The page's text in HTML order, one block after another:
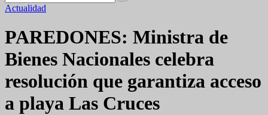
Actualidad
PAREDONES: Ministra de
Bienes Nacionales celebra
resolución que garantiza acceso
a playa Las Cruces